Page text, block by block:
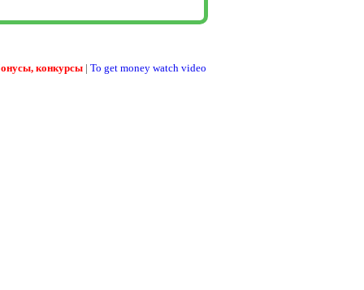
конкурсы | To get money watch video